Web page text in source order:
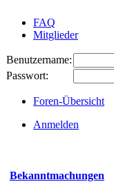
FAQ
Mitglieder
Benutzername:
Passwort:
Foren-Übersicht
Anmelden
Bekanntmachungen